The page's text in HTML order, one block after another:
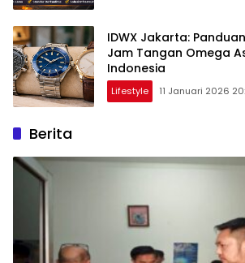
IDWX Jakarta:
Jam Tangan Omega
Indonesia
Lifestyle 11 Januari 2026
Berita